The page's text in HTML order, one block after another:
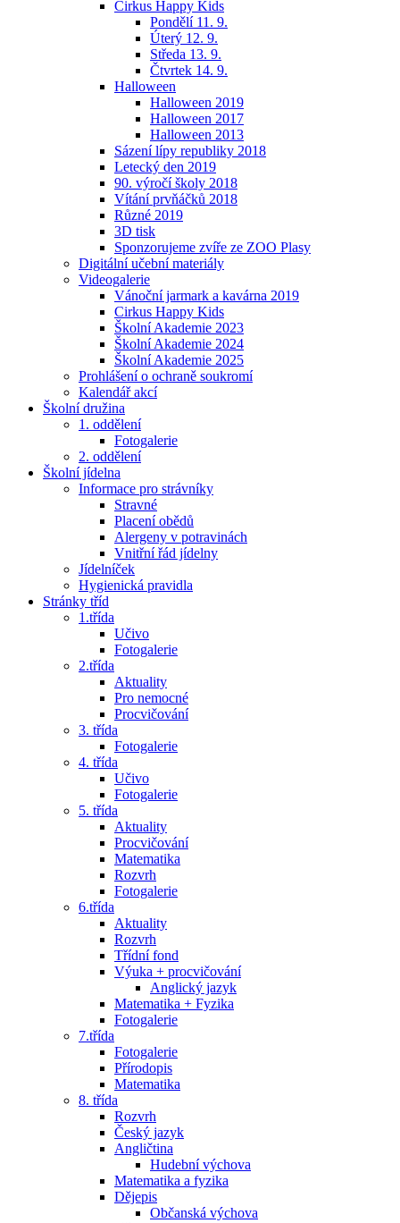
Cirkus Happy Kids
Pondělí 11. 9.
Úterý 12. 9.
Středa 13. 9.
Čtvrtek 14. 9.
Halloween
Halloween 2019
Halloween 2017
Halloween 2013
Sázení lípy republiky 2018
Letecký den 2019
90. výročí školy 2018
Vítání prvňáčků 2018
Různé 2019
3D tisk
Sponzorujeme zvíře ze ZOO Plasy
Digitální učební materiály
Videogalerie
Vánoční jarmark a kavárna 2019
Cirkus Happy Kids
Školní Akademie 2023
Školní Akademie 2024
Školní Akademie 2025
Prohlášení o ochraně soukromí
Kalendář akcí
Školní družina
1. oddělení
Fotogalerie
2. oddělení
Školní jídelna
Informace pro strávníky
Stravné
Placení obědů
Alergeny v potravinách
Vnitřní řád jídelny
Jídelníček
Hygienická pravidla
Stránky tříd
1.třída
Učivo
Fotogalerie
2.třída
Aktuality
Pro nemocné
Procvičování
3. třída
Fotogalerie
4. třída
Učivo
Fotogalerie
5. třída
Aktuality
Procvičování
Matematika
Rozvrh
Fotogalerie
6.třída
Aktuality
Rozvrh
Třídní fond
Výuka + procvičování
Anglický jazyk
Matematika + Fyzika
Fotogalerie
7.třída
Fotogalerie
Přírodopis
Matematika
8. třída
Rozvrh
Český jazyk
Angličtina
Hudební výchova
Matematika a fyzika
Dějepis
Občanská výchova